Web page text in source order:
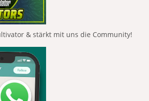
& stärkt mit uns die Community!